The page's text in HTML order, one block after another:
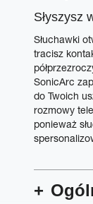
Słyszysz
Słuchawki
tracisz
SonicArc
do Twoich
rozmowy
ponieważ